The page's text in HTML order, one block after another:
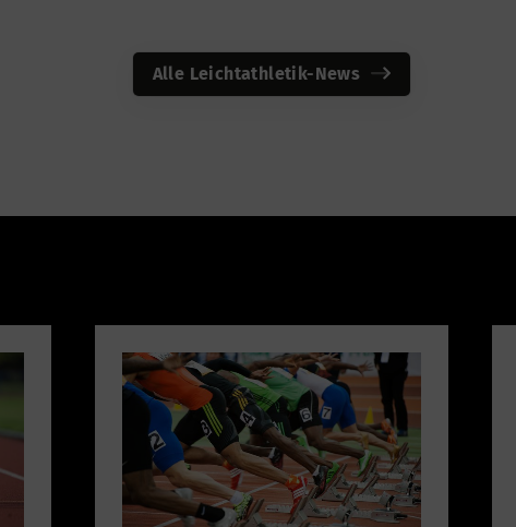
Alle Leichtathletik-News